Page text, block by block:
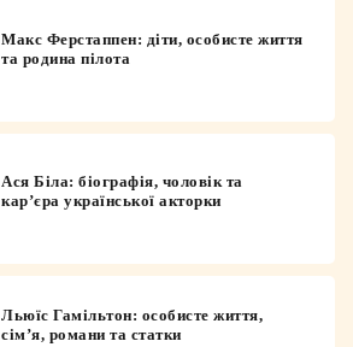
Макс Ферстаппен: діти, особисте життя
та родина пілота
Ася Біла: біографія, чоловік та
кар’єра української акторки
Льюїс Гамільтон: особисте життя,
сім’я, романи та статки